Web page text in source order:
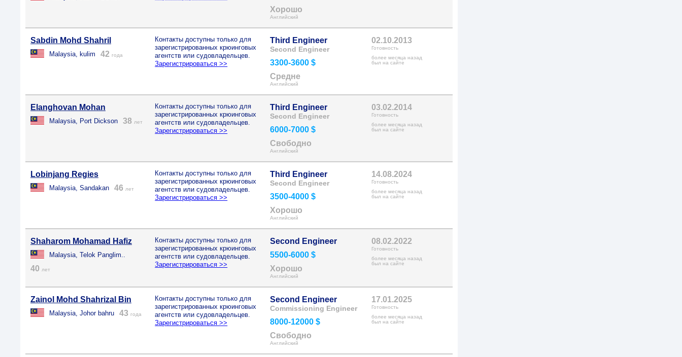
Хорошо
Английский
Sabdin Mohd Shahril
Malaysia, kulim 42 года
Контакты доступны только для
зарегистрированных крюинговых
агентств или судовладельцев.
Зарегистрироваться >>
Third Engineer
Second Engineer
3300-3600 $
Средне
Английский
02.10.2013
Готовность
более месяца назад
был на сайте
Elanghovan Mohan
Malaysia, Port Dickson 38 лет
Контакты доступны только для
зарегистрированных крюинговых
агентств или судовладельцев.
Зарегистрироваться >>
Third Engineer
Second Engineer
6000-7000 $
Свободно
Английский
03.02.2014
Готовность
более месяца назад
был на сайте
Lobinjang Regies
Malaysia, Sandakan 46 лет
Контакты доступны только для
зарегистрированных крюинговых
агентств или судовладельцев.
Зарегистрироваться >>
Third Engineer
Second Engineer
3500-4000 $
Хорошо
Английский
14.08.2024
Готовность
более месяца назад
был на сайте
Shaharom Mohamad Hafiz
Malaysia, Telok Panglim..
40 лет
Контакты доступны только для
зарегистрированных крюинговых
агентств или судовладельцев.
Зарегистрироваться >>
Second Engineer
5500-6000 $
Хорошо
Английский
08.02.2022
Готовность
более месяца назад
был на сайте
Zainol Mohd Shahrizal Bin
Malaysia, Johor bahru 43 года
Контакты доступны только для
зарегистрированных крюинговых
агентств или судовладельцев.
Зарегистрироваться >>
Second Engineer
Commissioning Engineer
8000-12000 $
Свободно
Английский
17.01.2025
Готовность
более месяца назад
был на сайте